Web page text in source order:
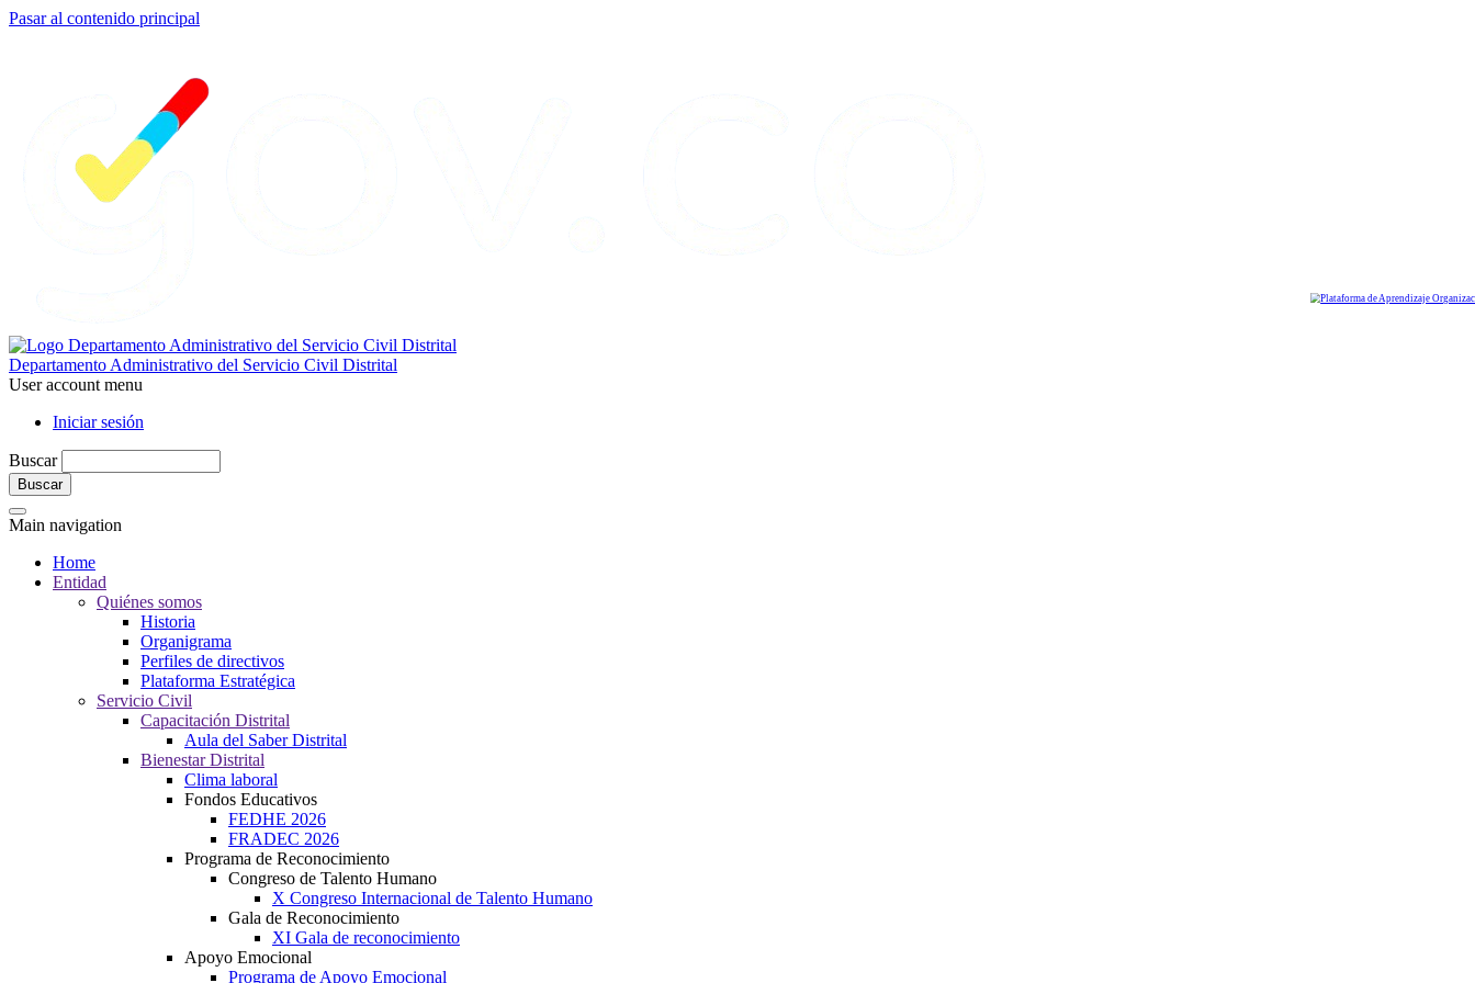
Pasar al contenido principal
Departamento Administrativo del Servicio Civil Distrital
User account menu
Iniciar sesión
Buscar
Main navigation
Home
Entidad
Quiénes somos
Historia
Organigrama
Perfiles de directivos
Plataforma Estratégica
Servicio Civil
Capacitación Distrital
Aula del Saber Distrital
Bienestar Distrital
Clima laboral
Fondos Educativos
FEDHE 2026
FRADEC 2026
Programa de Reconocimiento
Congreso de Talento Humano
X Congreso Internacional de Talento Humano
Gala de Reconocimiento
XI Gala de reconocimiento
Apoyo Emocional
Programa de Apoyo Emocional